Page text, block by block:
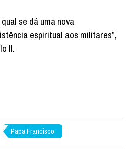
se dá uma nova
espiritual aos militares”,
II.
Papa Francisco